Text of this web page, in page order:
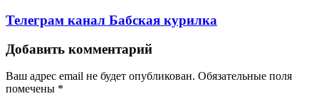
Телеграм канал Бабская курилка
Добавить комментарий
Ваш адрес email не будет опубликован. Обязательные поля
помечены *